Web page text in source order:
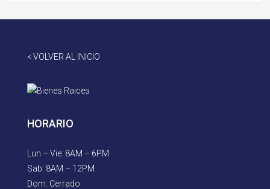
< VOLVER AL INICIO
HORARIO
Lun – Vie: 8AM – 6PM
Sab: 8AM – 12PM
Dom: Cerrado